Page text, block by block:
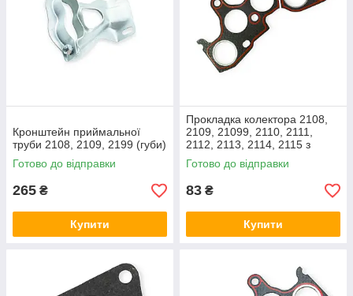
Кронштейн приймальної
труби 2108, 2109, 2199 (губи)
Готово до відправки
265 ₴
Купити
Прокладка колектора 2108,
2109, 21099, 2110, 2111,
2112, 2113, 2114, 2115 з
герметиком AT
Готово до відправки
83 ₴
Купити